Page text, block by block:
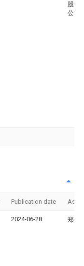
股份
公司
Publication date
2024-06-28 郑州